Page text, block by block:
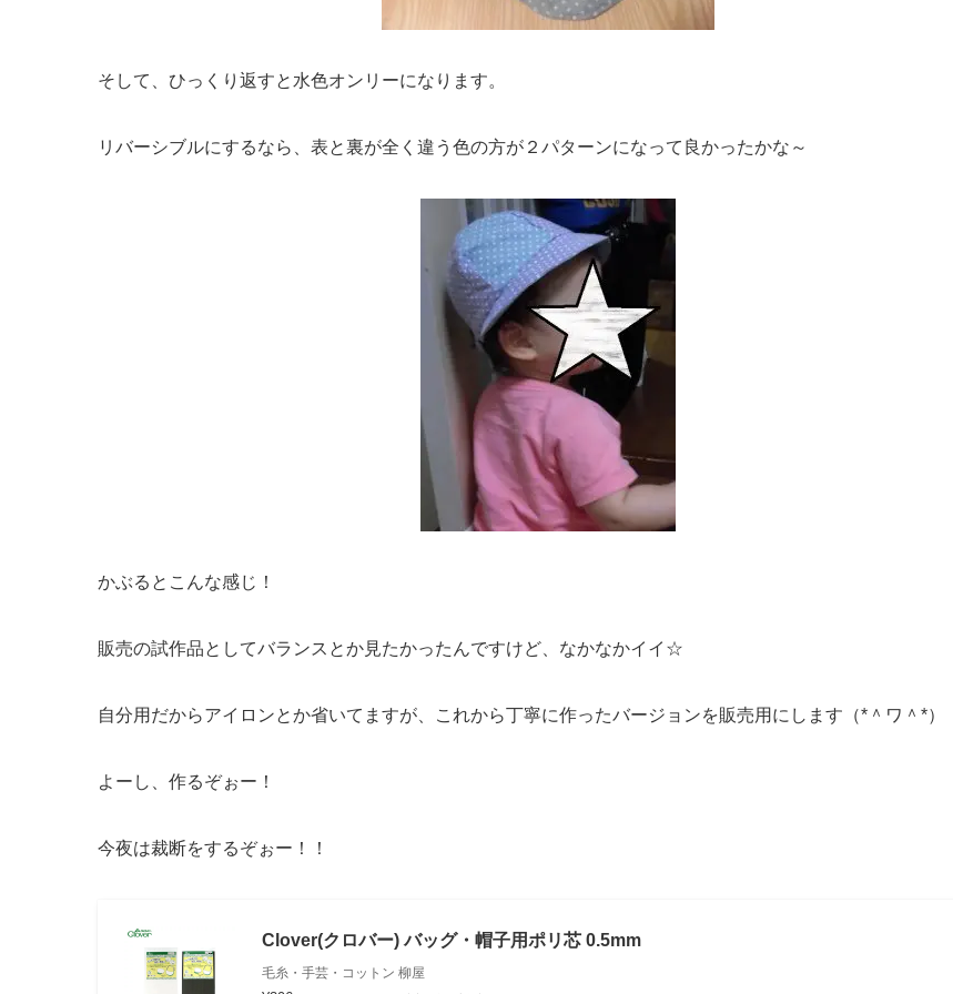
そして、ひっくり返すと水色オンリーになります。
リバーシブルにするなら、表と裏が全く違う色の方が２パターンになって良かったかな～
かぶるとこんな感じ！
販売の試作品としてバランスとか見たかったんですけど、なかなかイイ☆
自分用だからアイロンとか省いてますが、これから丁寧に作ったバージョンを販売用にします（*＾ワ＾*）
よーし、作るぞぉー！
今夜は裁断をするぞぉー！！
Clover(クロバー) バッグ・帽子用ポリ芯 0.5mm
毛糸・手芸・コットン 柳屋